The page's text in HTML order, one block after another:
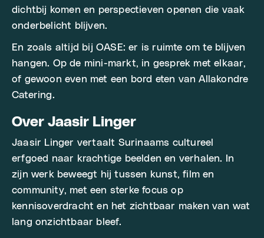
dichtbij komen en perspectieven openen die vaak
onderbelicht blijven.
En zoals altijd bij OASE: er is ruimte om te blijven
hangen. Op de mini-markt, in gesprek met elkaar,
of gewoon even met een bord eten van Allakondre
Catering.
Over Jaasir Linger
Jaasir Linger vertaalt Surinaams cultureel
erfgoed naar krachtige beelden en verhalen. In
zijn werk beweegt hij tussen kunst, film en
community, met een sterke focus op
kennisoverdracht en het zichtbaar maken van wat
lang onzichtbaar bleef.